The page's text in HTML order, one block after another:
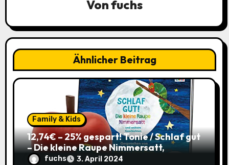
g
t
n
Vonfuchs
Ähnlicher Beitrag
Family & Kids
12,74€ – 25% gespart! Tonie / Schlaf gut
– Die kleine Raupe Nimmersatt,
Hörbuch für Kinder ab 3 / mit Coupon
fuchs 3. April 2024